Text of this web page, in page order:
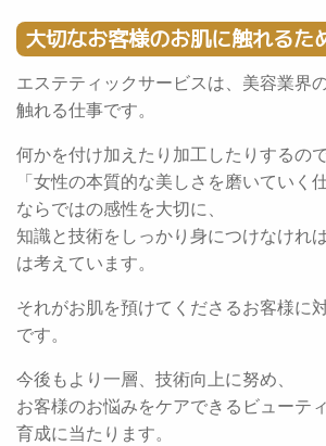
大切なお客様のお肌に触れるた
エステティックサービスは、美容業界
触れる仕事です。
何かを付け加えたり加工したりするので
「女性の本質的な美しさを磨いていく
ならではの感性を大切に、
知識と技術をしっかり身につけなけれ
は考えています。
それがお肌を預けてくださるお客様に
です。
今後もより一層、技術向上に努め、
お客様のお悩みをケアできるビューテ
育成に当たります。